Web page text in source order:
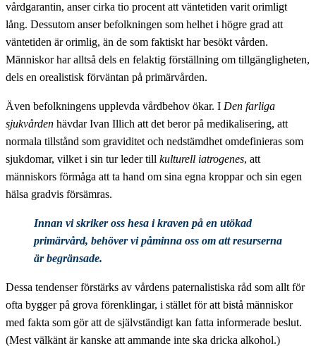
vårdgarantin, anser cirka tio procent att väntetiden varit orimligt
lång. Dessutom anser befolkningen som helhet i högre grad att
väntetiden är orimlig, än de som faktiskt har besökt vården.
Människor har alltså dels en felaktig förställning om tillgängligheten,
dels en orealistisk förväntan på primärvården.
Även befolkningens upplevda vårdbehov ökar. I Den farliga
sjukvården hävdar Ivan Illich att det beror på medikalisering, att
normala tillstånd som graviditet och nedstämdhet omdefinieras som
sjukdomar, vilket i sin tur leder till kulturell iatrogenes, att
människors förmåga att ta hand om sina egna kroppar och sin egen
hälsa gradvis försämras.
Innan vi skriker oss hesa i kraven på en utökad
primärvård, behöver vi påminna oss om att resurserna
är begränsade.
Dessa tendenser förstärks av vårdens paternalistiska råd som allt för
ofta bygger på grova förenklingar, i stället för att bistå människor
med fakta som gör att de självständigt kan fatta informerade beslut.
(Mest välkänt är kanske att ammande inte ska dricka alkohol.)